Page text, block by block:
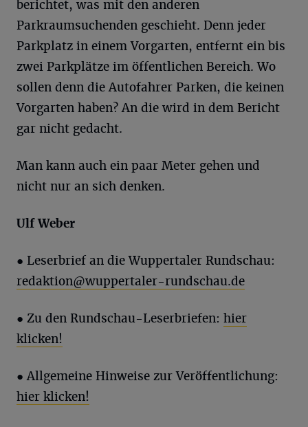
berichtet, was mit den anderen
Parkraumsuchenden geschieht. Denn jeder
Parkplatz in einem Vorgarten, entfernt ein bis
zwei Parkplätze im öffentlichen Bereich. Wo
sollen denn die Autofahrer Parken, die keinen
Vorgarten haben? An die wird in dem Bericht
gar nicht gedacht.
Man kann auch ein paar Meter gehen und
nicht nur an sich denken.
Ulf Weber
● Leserbrief an die Wuppertaler Rundschau:
redaktion@wuppertaler-rundschau.de
● Zu den Rundschau-Leserbriefen: hier
klicken!
● Allgemeine Hinweise zur Veröffentlichung:
hier klicken!